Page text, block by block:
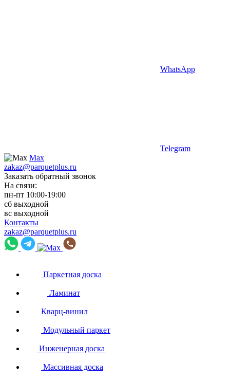
WhatsApp
Telegram
Max
zakaz@parquetplus.ru
Заказать обратный звонок
На связи:
пн-пт 10:00-19:00
сб выходной
вс выходной
Контакты
zakaz@parquetplus.ru
Паркетная доска
Ламинат
Кварц-винил
Модульный паркет
Инженерная доска
Массивная доска